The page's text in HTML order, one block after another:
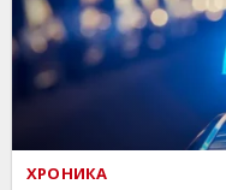
ХРОНИКА